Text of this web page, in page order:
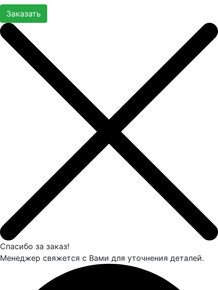
Заказать
Спасибо за заказ!
Менеджер свяжется с Вами для уточнения деталей.